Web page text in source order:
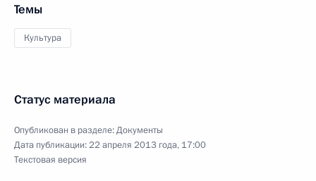
Темы
Культура
Статус материала
Опубликован в разделе:Документы
Дата публикации:22 апреля 2013 года, 17:00
Текстовая версия